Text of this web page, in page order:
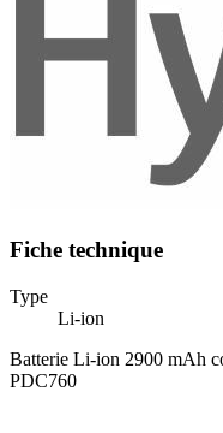
Fiche technique
Type
Li-ion
Batterie Li-ion 2900 mAh
PDC760